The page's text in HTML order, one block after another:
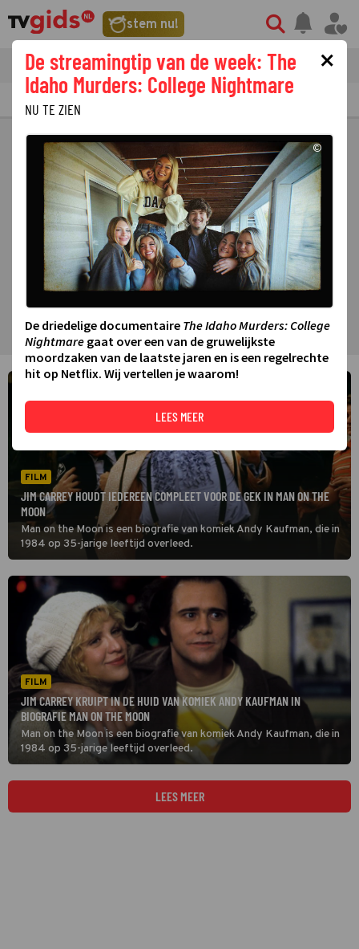
stem nu!
tvgids streaming nieuws
PRIMETIME GEMIST
FILM
JIM CARREY HOUDT IEDEREEN COMPLEET VOOR DE GEK IN MAN ON THE
MOON
Man on the Moon is een biografie van komiek Andy Kaufman, die in
1984 op 35-jarige leeftijd overleed.
FILM
JIM CARREY KRUIPT IN DE HUID VAN KOMIEK ANDY KAUFMAN IN
BIOGRAFIE MAN ON THE MOON
Man on the Moon is een biografie van komiek Andy Kaufman, die in
1984 op 35-jarige leeftijd overleed.
LEES MEER
×
De streamingtip van de week: The
Idaho Murders: College Nightmare
NU TE ZIEN
©
De driedelige documentaire The Idaho Murders: College
Nightmare gaat over een van de gruwelijkste
moordzaken van de laatste jaren en is een regelrechte
hit op Netflix. Wij vertellen je waarom!
LEES MEER